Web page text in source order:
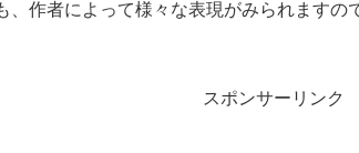
、作者によって様々な表現がみられますの
スポンサーリンク